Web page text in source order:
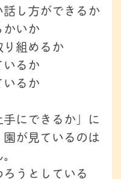
し方ができるか
かいか
り組めるか
いるか
いるか
にできるか」に
が見ているのは
うとしている